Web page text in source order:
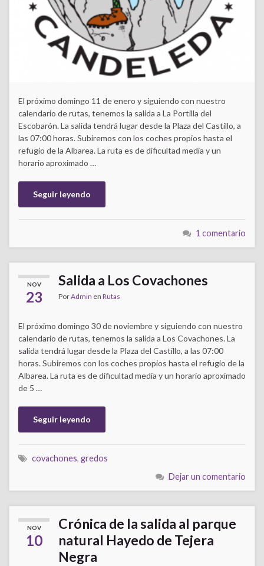
El próximo domingo 11 de enero y siguiendo con nuestro
calendario de rutas, tenemos la salida a La Portilla del
Escobarón. La salida tendrá lugar desde la Plaza del Castillo, a
las 07:00 horas. Subiremos con los coches propios hasta el
refugio de la Albarea. La ruta es de dificultad media y un
horario aproximado …
Seguir leyendo
1 comentario
NOV
23
Salida a Los Covachones
PorAdmin en Rutas
El próximo domingo 30 de noviembre y siguiendo con nuestro
calendario de rutas, tenemos la salida a Los Covachones. La
salida tendrá lugar desde la Plaza del Castillo, a las 07:00
horas. Subiremos con los coches propios hasta el refugio de la
Albarea. La ruta es de dificultad media y un horario aproximado
de 5 …
Seguir leyendo
covachones, gredos
Dejar un comentario
NOV
10
Crónica de la salida al parque
natural Hayedo de Tejera
Negra